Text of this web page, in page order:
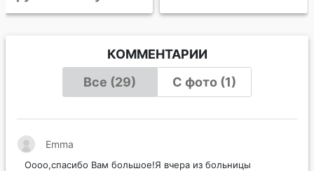
КОММЕНТАРИИ
Все (29)
С фото (1)
Emma
Оооо,спасибо Вам большое!Я вчера из больницы